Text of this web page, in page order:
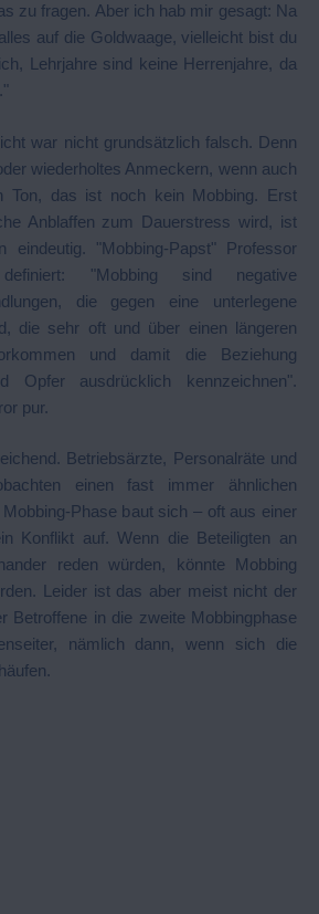
zu fragen. Aber ich hab mir gesagt: Na
auf die Goldwaage, vielleicht bist du
Lehrjahre sind keine Herrenjahre, da
war nicht grundsätzlich falsch. Denn
wiederholtes Anmeckern, wenn auch
Ton, das ist noch kein Mobbing. Erst
Anblaffen zum Dauerstress wird, ist
eindeutig. "Mobbing-Papst" Professor
"Mobbing sind negative
die gegen eine unterlegene
die sehr oft und über einen längeren
und damit die Beziehung
Opfer ausdrücklich kennzeichnen".
pur.
Betriebsärzte, Personalräte und
einen fast immer ähnlichen
Phase baut sich – oft aus einer
Konflikt auf. Wenn die Beteiligten an
reden würden, könnte Mobbing
Leider ist das aber meist nicht der
Betroffene in die zweite Mobbingphase
nämlich dann, wenn sich die